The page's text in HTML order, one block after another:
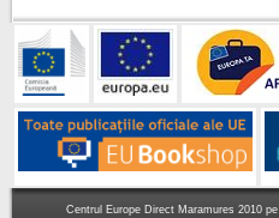
Centrul Europe Direct Maramures 2010 pe